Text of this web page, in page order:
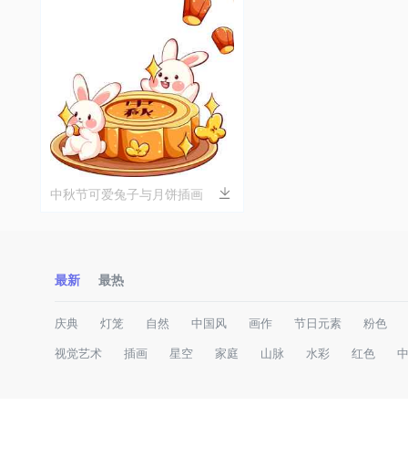
中秋节可爱兔子与月饼插画
最新 最热
庆典 灯笼 自然 中国风 画作 节日元素 粉色
视觉艺术 插画 星空 家庭 山脉 水彩 红色